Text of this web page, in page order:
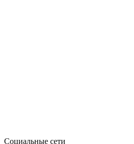
Социальные сети